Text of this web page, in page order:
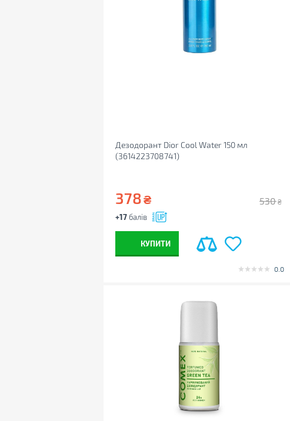
Дезодорант Dior Cool Water 150 мл
(3614223708741)
378₴ 530 ₴
+17 балів
КУПИТИ
0.0